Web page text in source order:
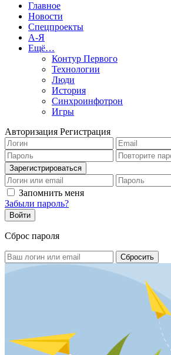
Главное
Новости
Спецпроекты
А-Я
Ещё…
Контур Первого
Технологии
Люди
История
Синхроинфотрон
Игры
Авторизация Регистрация
Запомнить меня
Забыли пароль?
Сброс пароля